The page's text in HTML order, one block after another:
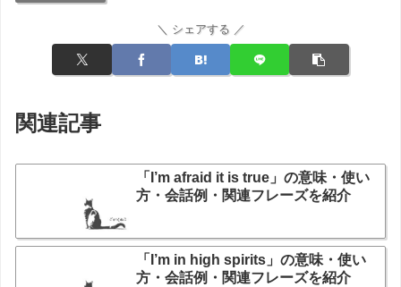
＼ シェアする ／
関連記事
「I’m afraid it is true」の意味・使い
方・会話例・関連フレーズを紹介
「I’m in high spirits」の意味・使い
方・会話例・関連フレーズを紹介